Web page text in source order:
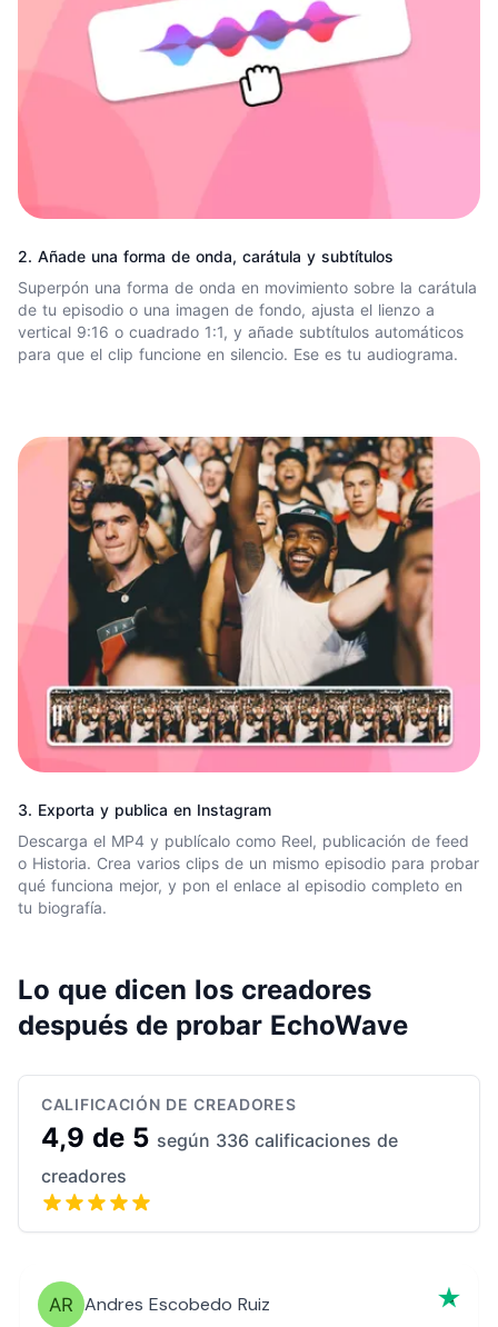
2. Añade una forma de onda, carátula y subtítulos
Superpón una forma de onda en movimiento sobre la carátula
de tu episodio o una imagen de fondo, ajusta el lienzo a
vertical 9:16 o cuadrado 1:1, y añade subtítulos automáticos
para que el clip funcione en silencio. Ese es tu audiograma.
3. Exporta y publica en Instagram
Descarga el MP4 y publícalo como Reel, publicación de feed
o Historia. Crea varios clips de un mismo episodio para probar
qué funciona mejor, y pon el enlace al episodio completo en
tu biografía.
Lo que dicen los creadores
después de probar EchoWave
CALIFICACIÓN DE CREADORES
4,9 de 5 según 336 calificaciones de
creadores